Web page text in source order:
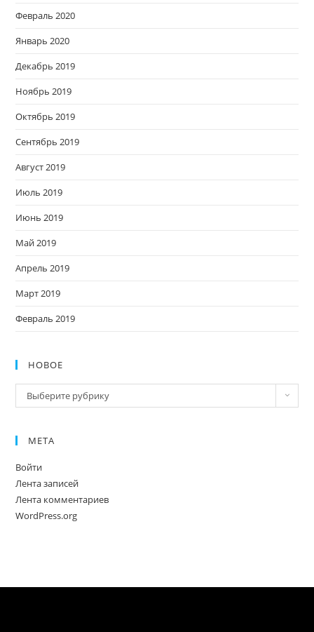
Февраль 2020
Январь 2020
Декабрь 2019
Ноябрь 2019
Октябрь 2019
Сентябрь 2019
Август 2019
Июль 2019
Июнь 2019
Май 2019
Апрель 2019
Март 2019
Февраль 2019
НОВОЕ
Новое
Выберите рубрику
МЕТА
Войти
Лента записей
Лента комментариев
WordPress.org